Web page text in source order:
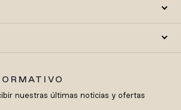
nuestras últimas noticias y ofertas